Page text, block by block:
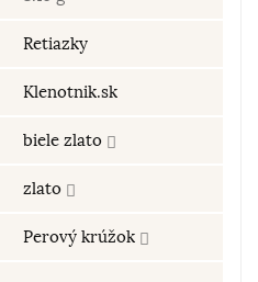
Retiazky
Klenotnik.sk
biele zlato
zlato
Perový krúžok